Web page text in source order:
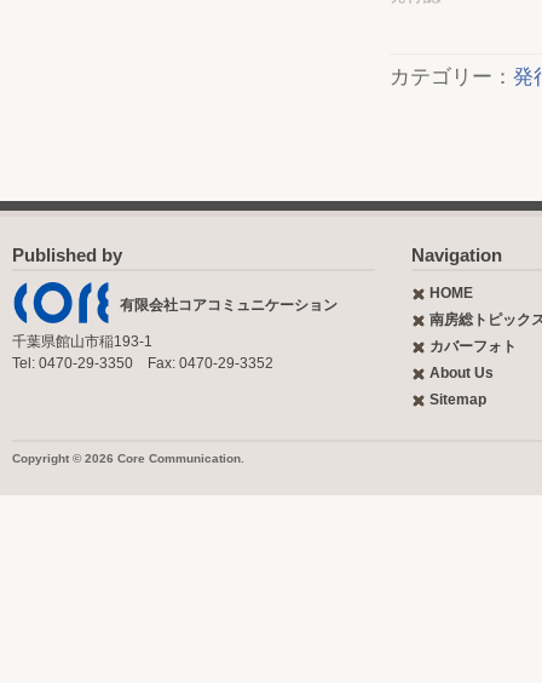
カテゴリー： 発
Published by
有限会社コアコミュニケーション
千葉県館山市稲193-1
Tel: 0470-29-3350 Fax: 0470-29-3352
Navigation
HOME
南房総トピック
カバーフォト
About Us
Sitemap
Copyright © 2026 Core Communication.